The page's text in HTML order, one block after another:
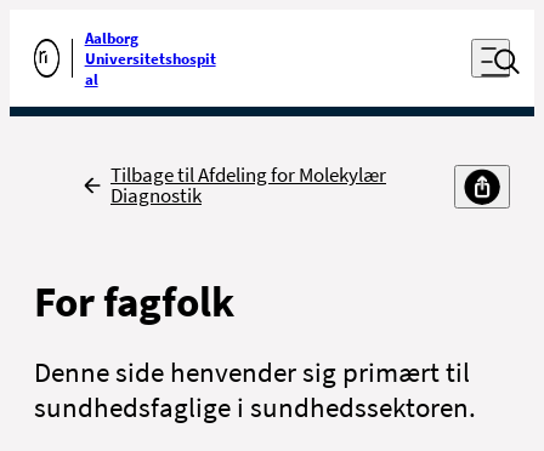
Gå til forsiden
Aalborg
Universitetshospit
al
Åben
Udfør søgning
Tilbage
Tilbage til Afdeling for Molekylær
Diagnostik
For fagfolk
Denne side henvender sig primært til
sundhedsfaglige i sundhedssektoren.